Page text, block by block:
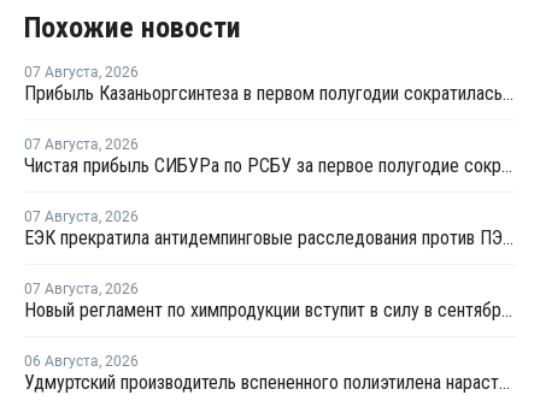
Похожие новости
07 Августа, 2026
Прибыль Казаньоргсинтеза в первом полугодии сократилась более чем в 2 раза
07 Августа, 2026
Чистая прибыль СИБУРа по РСБУ за первое полугодие сократилась в 3,6 раза
07 Августа, 2026
ЕЭК прекратила антидемпинговые расследования против ПЭ и ПП из Азербайджана и Туркменистана
07 Августа, 2026
Новый регламент по химпродукции вступит в силу в сентябре 2027 года
06 Августа, 2026
Удмуртский производитель вспененного полиэтилена нарастит выпуск на 15%